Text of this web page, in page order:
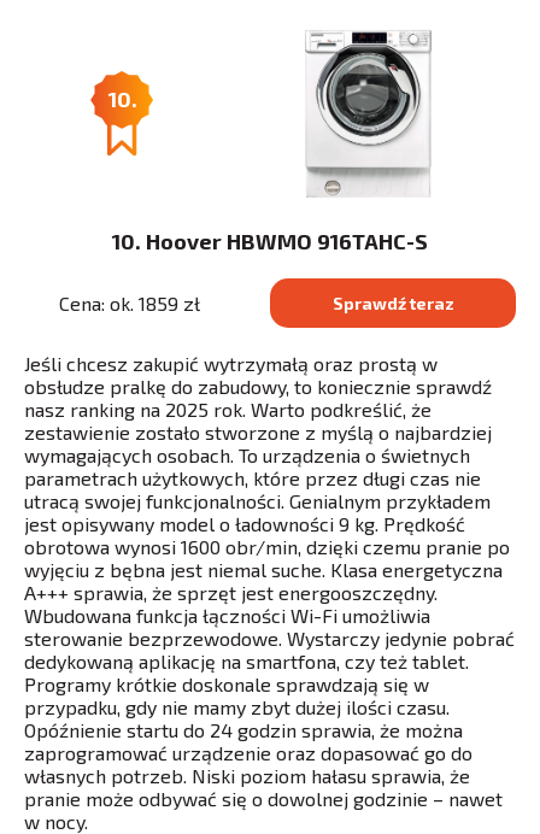
10.
10. Hoover HBWMO 916TAHC-S
Cena: ok. 1859 zł Sprawdź teraz
Jeśli chcesz zakupić wytrzymałą oraz prostą w
obsłudze pralkę do zabudowy, to koniecznie sprawdź
nasz ranking na 2025 rok. Warto podkreślić, że
zestawienie zostało stworzone z myślą o najbardziej
wymagających osobach. To urządzenia o świetnych
parametrach użytkowych, które przez długi czas nie
utracą swojej funkcjonalności. Genialnym przykładem
jest opisywany model o ładowności 9 kg. Prędkość
obrotowa wynosi 1600 obr/min, dzięki czemu pranie po
wyjęciu z bębna jest niemal suche. Klasa energetyczna
A+++ sprawia, że sprzęt jest energooszczędny.
Wbudowana funkcja łączności Wi-Fi umożliwia
sterowanie bezprzewodowe. Wystarczy jedynie pobrać
dedykowaną aplikację na smartfona, czy też tablet.
Programy krótkie doskonale sprawdzają się w
przypadku, gdy nie mamy zbyt dużej ilości czasu.
Opóźnienie startu do 24 godzin sprawia, że można
zaprogramować urządzenie oraz dopasować go do
własnych potrzeb. Niski poziom hałasu sprawia, że
pranie może odbywać się o dowolnej godzinie – nawet
w nocy.